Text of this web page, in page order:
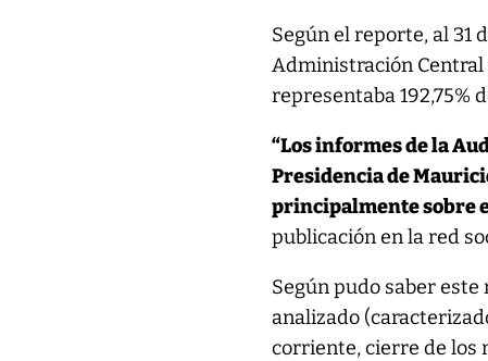
Según el reporte, al 31
Administración Central
representaba 192,75%
“Los informes de la
Presidencia de
principalmente sobre
publicación en la red
Según pudo saber
analizado
corriente, cierre de los